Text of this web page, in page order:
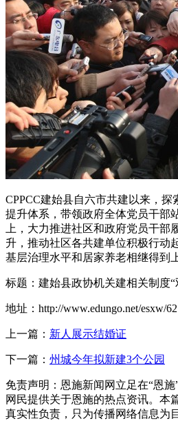
CPPCC建始县自六市共建以来，探
提升体系，带领政府全体党员干部
上，大力推进社区和政府党员干部
升，推动社区各共建单位积极行动
基层治理水平和居家养老相继得到
标题：建始县政协机关建相关制度
地址：http://www.edungo.net/esxw/
上一篇： 新人展示结婚证
下一篇： 州城今年拟新建3个公园
免责声明：恩施新闻网立足在“恩
网民提供关于恩施的热点资讯。本
真实性负责，只为传播网络信息为